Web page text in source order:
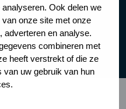
Ook delen we
onze site met onze
adverteren en analyse.
combineren met
heeft verstrekt of die ze
van uw gebruik van hun